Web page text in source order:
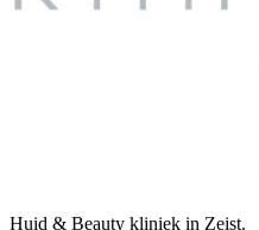
Huid & Beauty kliniek in Zeist.